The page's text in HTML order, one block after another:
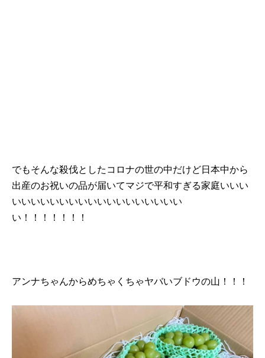
でもそんな殺伐としたコロナの世の中だけど日本中から
出産のお祝いの品が届いてマジで平和すぎる家庭いいい
いいいいいいいいいいいいいいいいいい
い！！！！！！！
アンナちゃんからめちゃくちゃヤバいブドウの山！！！